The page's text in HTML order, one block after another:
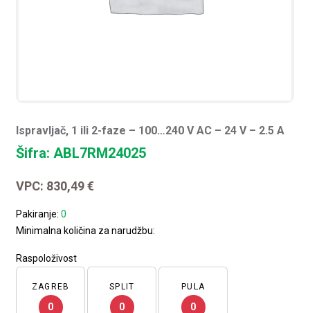
Ispravljač, 1 ili 2-faze – 100…240 V AC – 24 V – 2.5 A
Šifra: ABL7RM24025
VPC: 830,49€
Pakiranje:0
Minimalna količina za narudžbu:
Raspoloživost
ZAGREB
0
SPLIT
0
PULA
0